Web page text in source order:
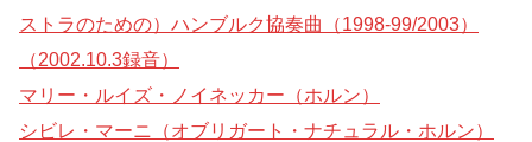
ストラのための）ハンブルク協奏曲（1998-99/2003）
（2002.10.3録音）
マリー・ルイズ・ノイネッカー（ホルン）
シビレ・マーニ（オブリガート・ナチュラル・ホルン）